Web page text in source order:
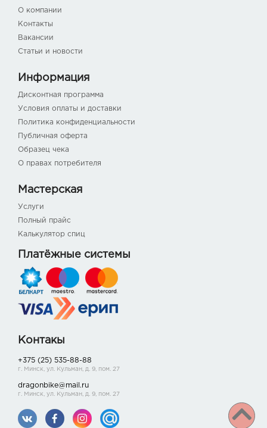
О компании
Контакты
Вакансии
Статьи и новости
Информация
Дисконтная программа
Условия оплаты и доставки
Политика конфиденциальности
Публичная оферта
Образец чека
О правах потребителя
Мастерская
Услуги
Полный прайс
Калькулятор спиц
Платёжные системы
Контакы
+375 (25) 535-88-88
г. Минск, ул. Кульман, д. 9, пом. 27
dragonbike@mail.ru
г. Минск, ул. Кульман, д. 9, пом. 27